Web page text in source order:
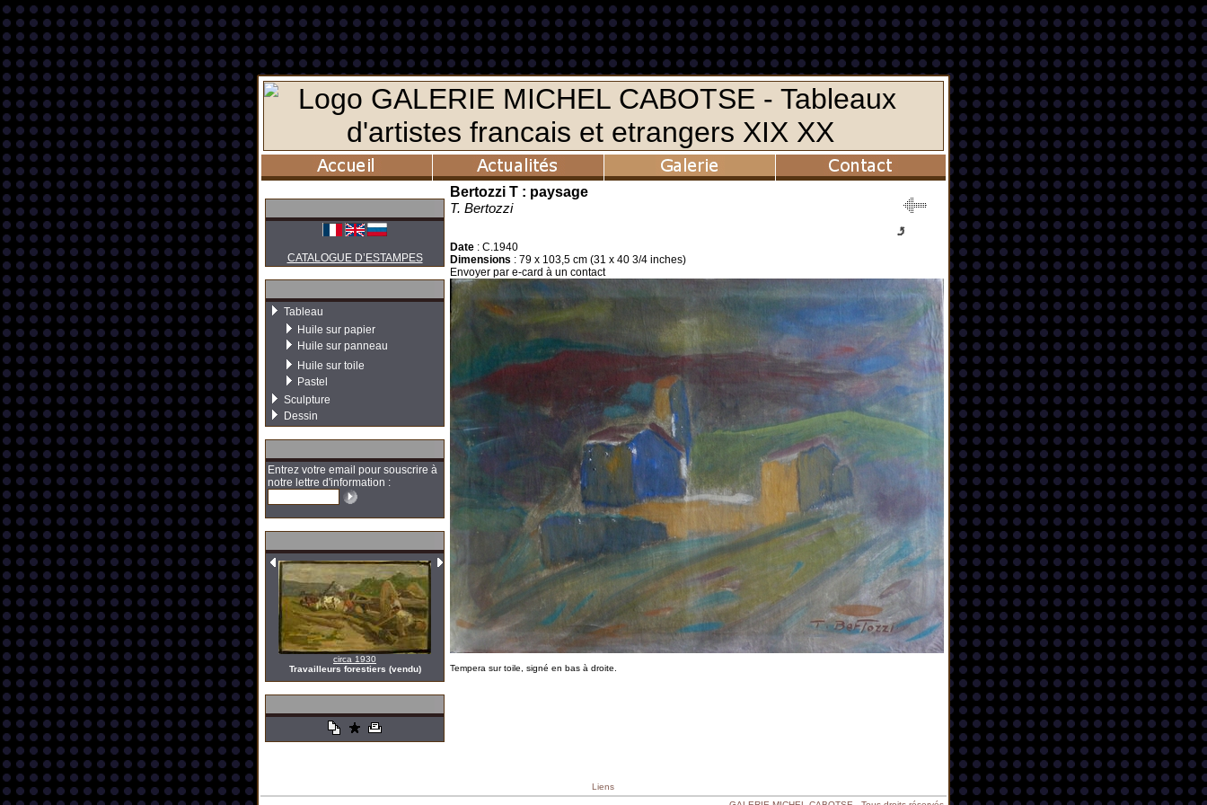
CATALOGUE D’ESTAMPES
Tableau
Huile sur papier
Huile sur panneau
Huile sur toile
Pastel
Sculpture
Dessin
Entrez votre email pour souscrire à
notre lettre d'information :
circa 1930
Travailleurs forestiers (vendu)
Bertozzi T : paysage
T. Bertozzi
Date : C.1940
Dimensions : 79 x 103,5 cm (31 x 40 3/4 inches)
Envoyer par e-card à un contact
Tempera sur toile, signé en bas à droite.
Liens